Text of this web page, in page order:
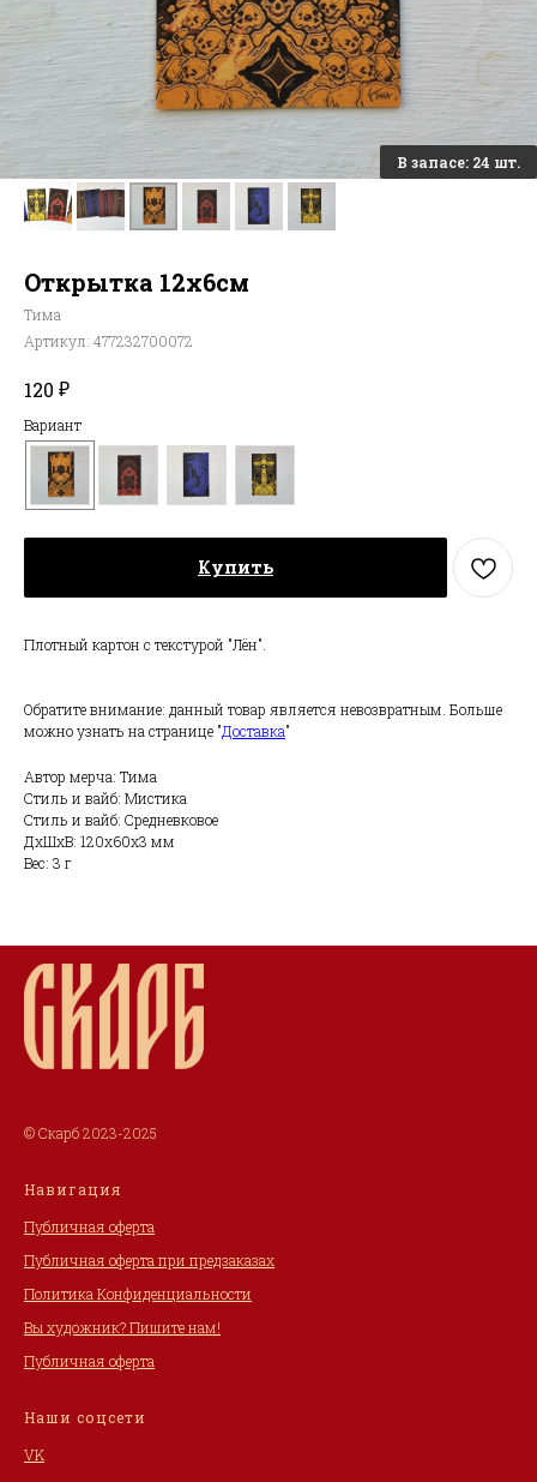
Открытка 12х6см
Тима
Артикул: 477232700072
120 ₽
Вариант
Купить
Плотный картон с текстурой "Лён".
Обратите внимание: данный товар является невозвратным. Больше
можно узнать на странице "Доставка"
Автор мерча: Тима
Стиль и вайб: Мистика
Стиль и вайб: Средневковое
ДxШxВ: 120x60x3 мм
Вес: 3 г
© Скарб 2023-2025
Навигация
Публичная оферта
Публичная оферта при предзаказах
Политика Конфиденциальности
Вы художник? Пишите нам!
Публичная оферта
Наши соцсети
VK